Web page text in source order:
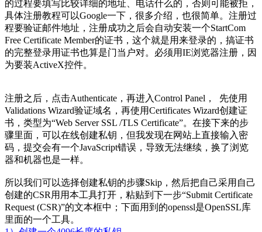
的过程要填写比较详细的地址、电话什么的，否则可能被拒，
具体注册教程可以Google一下，很多介绍，也很简单。注册过
程要验证邮件地址，注册成功之后会自动安装一个StartCom
Free Certificate Member的证书，这个就是用来登录的，搞证书
的完整登录用证书也算是门当户对。必须用IE浏览器注册，因
为要装ActiveX控件。
注册之后，点击Authenticate，再进入Control Panel， 先使用
Validations Wizard验证域名，再使用Certificates Wizard创建证
书，类型为“Web Server SSL /TLS Certificate”。在接下来的步
骤里面，可以在线创建私钥，但我发现在网站上直接输入密
码，提交会有一个JavaScript错误，导致无法继续，换了浏览
器和机器也是一样。
所以我们可以选择创建私钥的步骤Skip，然后把自己采用自己
创建的CSR用用本工具打开，粘贴到下一步“Submit Certificate
Request (CSR)”的文本框中；下面用到的openssl是OpenSSL库
里面的一个工具。